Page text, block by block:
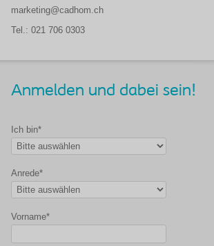
marketing@cadhom.ch
Tel.: 021 706 0303
Anmelden und dabei sein!
Ich bin*
Anrede*
Vorname*